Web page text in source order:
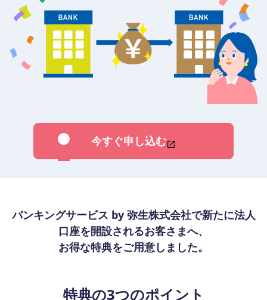
今すぐ申し込む
バンキングサービス by 弥生株式会社で新たに法人
口座を開設されるお客さまへ、
お得な特典をご用意しました。
特典の3つのポイント